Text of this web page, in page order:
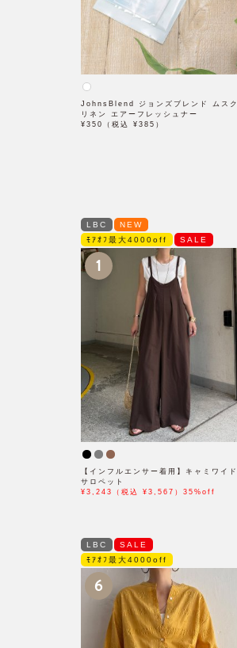
JohnsBlend ジョンズブレンド ムスク
リネン エアーフレッシュナー
¥350（税込 ¥385）
LBC
NEW
ﾓｱｵﾌ最大4000off
SALE
1
【インフルエンサー着用】キャミワイド
サロペット
¥3,243（税込 ¥3,567）35%off
LBC
SALE
ﾓｱｵﾌ最大4000off
6